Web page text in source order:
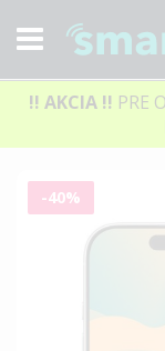
!! AKCIA !! PRE
Preskočiť
-40%